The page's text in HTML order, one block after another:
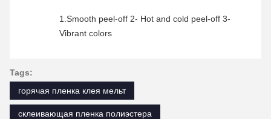
1.Smooth peel-off 2- Hot and cold peel-off 3-
Vibrant colors
Tags:
горячая пленка клея мельт
склеивающая пленка полиэстера